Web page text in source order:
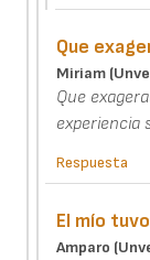
Que
Miriam
Que
experiencia
Respuesta
El mío
Amparo